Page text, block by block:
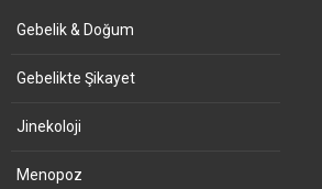
Gebelik & Doğum
Gebelikte Şikayet
Jinekoloji
Menopoz